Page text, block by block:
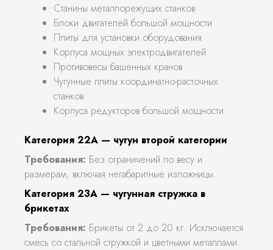
Станины металлорежущих станков
Блоки двигателей большой мощности
Плиты для установки оборудования
Корпуса мощных электродвигателей
Противовесы башенных кранов
Чугунные плиты координатно-расточных
станков
Корпуса редукторов большой мощности
Категория 22А — чугун второй категории
Требования: Без ограничений по весу и
размерам, включая негабаритные изложницы.
Категория 23А — чугунная стружка в
брикетах
Требования: Брикеты от 2 до 20 кг. Исключается
смесь со стальной стружкой и цветными металлами.